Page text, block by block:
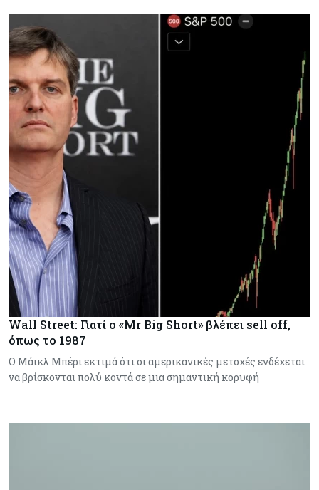
Wall Street: Γιατί ο «Mr Big Short» βλέπει sell off,
όπως το 1987
Ο Μάικλ Μπέρι εκτιμά ότι οι αμερικανικές μετοχές ενδέχεται
να βρίσκονται πολύ κοντά σε μια σημαντική κορυφή